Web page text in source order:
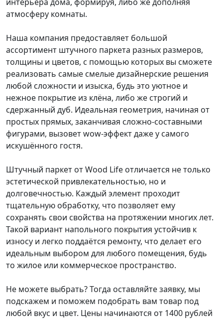
атмосферу комнаты.
Наша компания предоставляет большой
ассортимент штучного паркета разных размеров,
толщины и цветов, с помощью которых вы сможете
реализовать самые смелые дизайнерские решения
любой сложности и изыска, будь это уютное и
нежное покрытие из клёна, либо же строгий и
сдержанный дуб. Идеальная геометрия, начиная от
простых прямых, заканчивая сложно-составными
фигурами, вызовет wow-эффект даже у самого
искушённого гостя.
Штучный паркет от Wood Life отличается не только
эстетической привлекательностью, но и
долговечностью. Каждый элемент проходит
тщательную обработку, что позволяет ему
сохранять свои свойства на протяжении многих лет.
Такой вариант напольного покрытия устойчив к
износу и легко поддаётся ремонту, что делает его
идеальным выбором для любого помещения, будь
то жилое или коммерческое пространство.
Не можете выбрать? Тогда оставляйте заявку, мы
подскажем и поможем подобрать вам товар под
любой вкус и цвет. Цены начинаются от 1400 рублей